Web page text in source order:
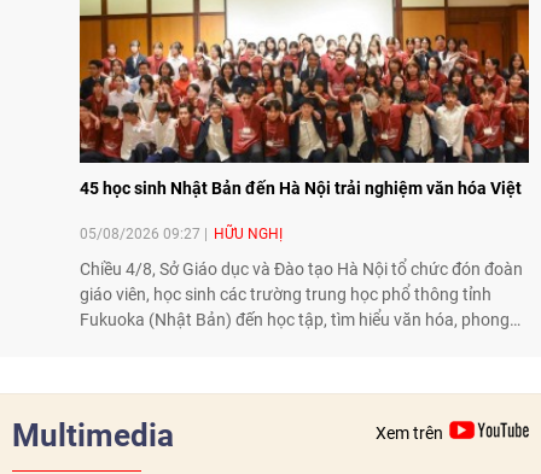
Thái Lan - Việt Nam ngày càng gắn bó, gần gũi.
45 học sinh Nhật Bản đến Hà Nội trải nghiệm văn hóa Việt
05/08/2026 09:27 HỮU NGHỊ
Chiều 4/8, Sở Giáo dục và Đào tạo Hà Nội tổ chức đón đoàn
giáo viên, học sinh các trường trung học phổ thông tỉnh
Fukuoka (Nhật Bản) đến học tập, tìm hiểu văn hóa, phong
Multimedia Xem trên